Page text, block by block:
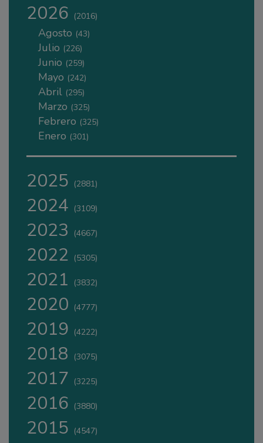
2026 (2016)
Agosto (43)
Julio (226)
Junio (259)
Mayo (242)
Abril (295)
Marzo (325)
Febrero (325)
Enero (301)
2025 (2881)
2024 (3109)
2023 (4667)
2022 (5305)
2021 (3832)
2020 (4777)
2019 (4222)
2018 (3075)
2017 (3225)
2016 (3880)
2015 (4547)